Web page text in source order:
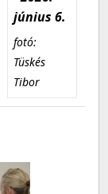
június 6.
fotó:
Tüskés
Tibor